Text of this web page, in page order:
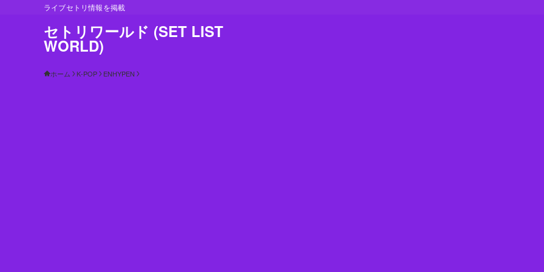
ライブセトリ情報を掲載
セトリワールド (SET LIST
WORLD)
ホーム K-POP ENHYPEN